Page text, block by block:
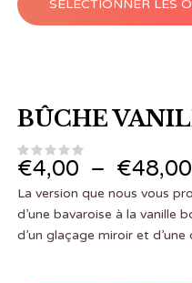
SÉLECTIONNER LES
BÛCHE
€4,00 – €48,00
La version que nous vous
d’une bavaroise à la vanille
d’un glaçage miroir et